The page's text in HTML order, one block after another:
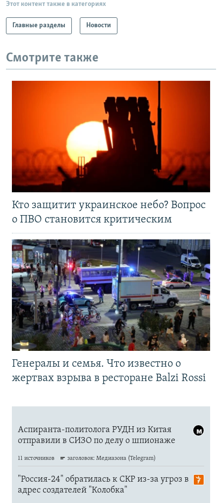
Этот контент также в категориях
Главные разделы Новости
Смотрите также
Кто защитит украинское небо? Вопрос
о ПВО становится критическим
Генералы и семья. Что известно о
жертвах взрыва в ресторане Balzi Rossi